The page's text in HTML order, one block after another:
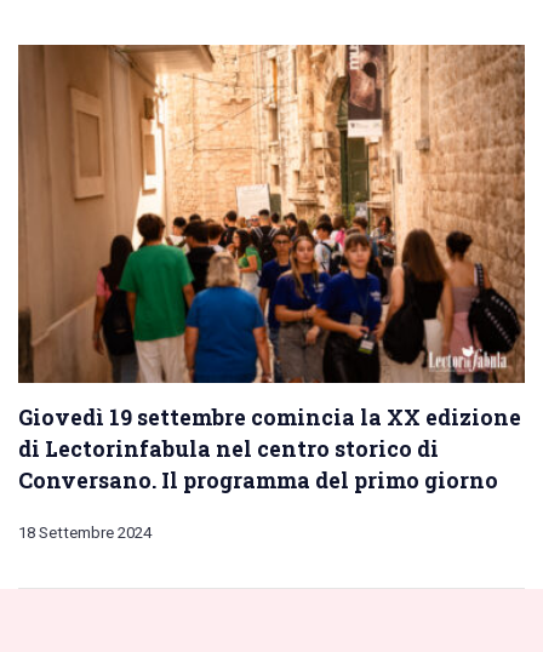
Giovedì 19 settembre comincia la XX edizione
di Lectorinfabula nel centro storico di
Conversano. Il programma del primo giorno
18 Settembre 2024